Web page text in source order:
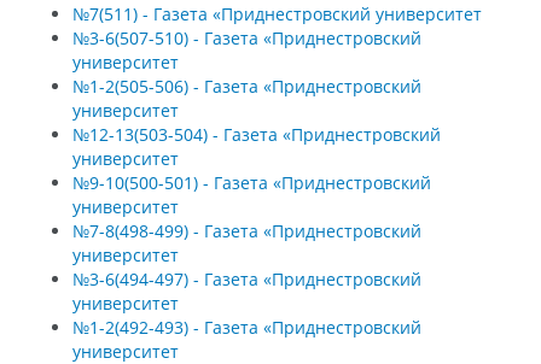
№7(511) - Газета «Приднестровский университет
№3-6(507-510) - Газета «Приднестровский
университет
№1-2(505-506) - Газета «Приднестровский
университет
№12-13(503-504) - Газета «Приднестровский
университет
№9-10(500-501) - Газета «Приднестровский
университет
№7-8(498-499) - Газета «Приднестровский
университет
№3-6(494-497) - Газета «Приднестровский
университет
№1-2(492-493) - Газета «Приднестровский
университет